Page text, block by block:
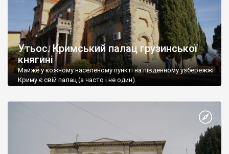
Утьос. Кримський палац грузинської
княгині
Майже у кожному населеному пункті на південному узбережжі
Криму є свій палац (а часто і не один).